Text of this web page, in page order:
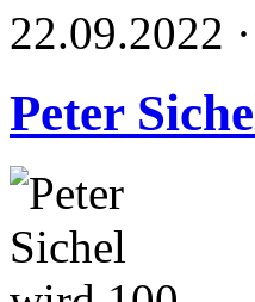
22.09.2022
Peter